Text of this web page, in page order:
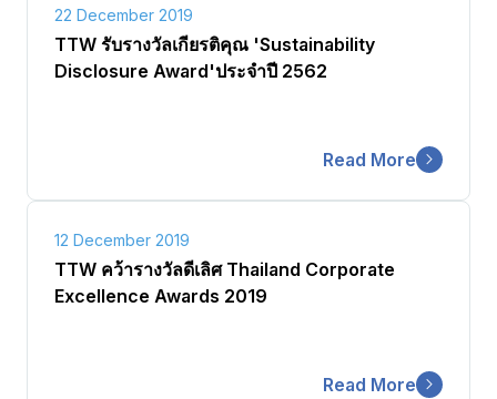
22 December 2019
TTW รับรางวัลเกียรติคุณ 'Sustainability
Disclosure Award'ประจำปี 2562
Read More
12 December 2019
TTW คว้ารางวัลดีเลิศ Thailand Corporate
Excellence Awards 2019
Read More